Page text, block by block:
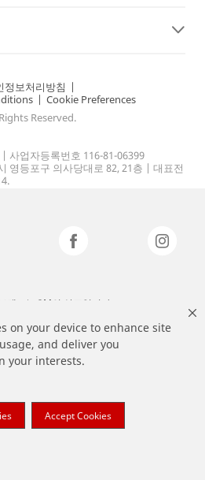
on your device to enhance site
and deliver you
your interests.
Accept Cookies
정보처리방침 |
| Cookie Preferences
Reserved.
사업자등록번호 116-81-06399
영등포구 의사당대로 82, 21층 | 대표전
랜드는 3M의 상표입니다.